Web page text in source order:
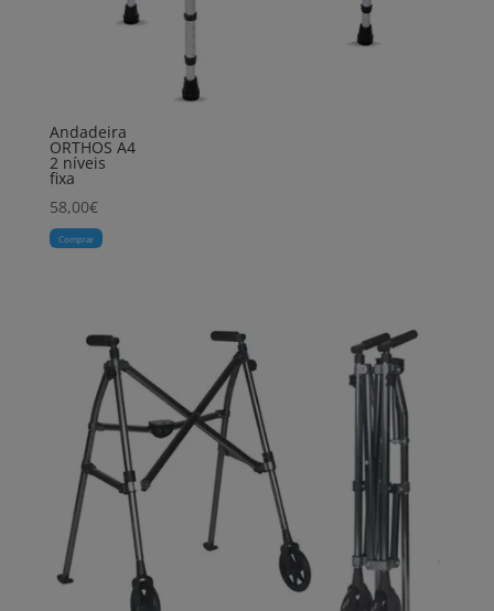
Andadeira
ORTHOS A4
2 níveis
fixa
58,00€
Comprar